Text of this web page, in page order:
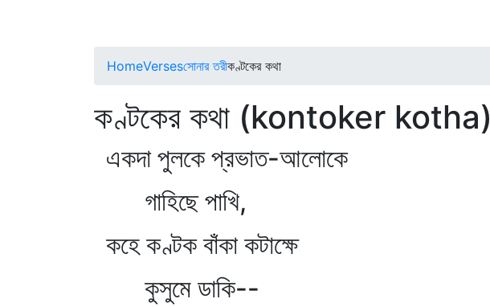
HomeVersesসোনার তরীকণ্টকের কথা
কণ্টকের কথা (kontoker kotha)
একদা পুলকে প্রভাত-আলোকে
গাহিছে পাখি,
কহে কণ্টক বাঁকা কটাক্ষে
কুসুমে ডাকি--